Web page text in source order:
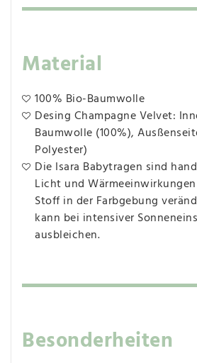
Material
100% Bio-Baumwolle
Desing Champagne Velvet:
Baumwolle (100%),
Polyester)
Die Isara Babytragen sind
Licht und
Stoff in der Farbgebung
kann bei intensiver
ausbleichen.
Besonderheiten